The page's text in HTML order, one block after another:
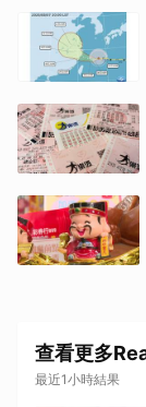
查看更多
最近1小時結果